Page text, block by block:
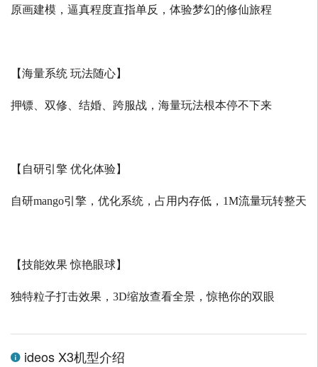
原画建模，逼真程度直指单反，体验梦幻的修仙旅程
【海量系统 玩法随心】
押镖、双修、结婚、跨服战，海量玩法根本停不下来
【自研引擎 优化体验】
自研mango引擎，优化系统，占用内存低， 1M流量玩转整天
【技能效果 惊艳眼球】
独特粒子打击效果， 3D缩放查看全景，惊艳你的双眼
ideos X3机型介绍